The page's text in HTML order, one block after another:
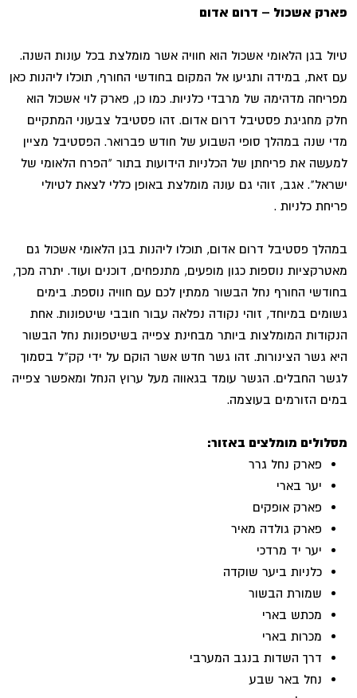
פארק אשכול – דרום אדום
טיול בגן הלאומי אשכול הוא חוויה אשר מומלצת בכל עונות השנה.
עם זאת, במידה ותגיעו אל המקום בחודשי החורף, תוכלו ליהנות כאן
מפריחה מדהימה של מרבדי כלניות. כמו כן, פארק לוי אשכול הוא
חלק מחגיגת פסטיבל דרום אדום. זהו פסטיבל צבעוני המתקיים
מדי שנה במהלך סופי השבוע של חודש פברואר. הפסטיבל מציין
למעשה את פריחתן של הכלניות הידועות בתור "הפרח הלאומי של
ישראל". אגב, זוהי גם עונה מומלצת באופן כללי לצאת לטיולי
פריחת כלניות .
במהלך פסטיבל דרום אדום, תוכלו ליהנות בגן הלאומי אשכול גם
מאטרקציות נוספות כגון מופעים, מתנפחים, דוכנים ועוד. יתרה מכך,
בחודשי החורף נחל הבשור ממתין לכם עם חוויה נוספת. בימים
גשומים במיוחד, זוהי נקודה נפלאה עבור חובבי שיטפונות. אחת
הנקודות המומלצות ביותר מבחינת צפייה בשיטפונות נחל הבשור
היא גשר הצינורות. זהו גשר חדש אשר הוקם על ידי קק"ל בסמוך
לגשר החבלים. הגשר עומד בגאווה מעל ערוץ הנחל ומאפשר צפייה
במים הזורמים בעוצמה.
מסלולים מומלצים באזור:
פארק נחל גרר
יער בארי
פארק אופקים
פארק גולדה מאיר
יער יד מרדכי
כלניות ביער שוקדה
שמורת הבשור
מכתש בארי
מכרות בארי
דרך השדות בנגב המערבי
נחל באר שבע